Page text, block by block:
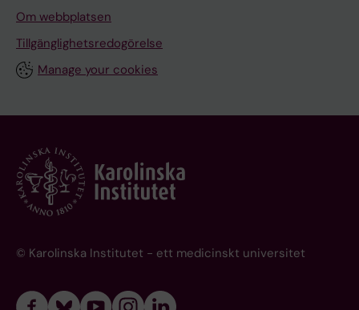
Om webbplatsen
Tillgänglighetsredogörelse
Manage your cookies
© Karolinska Institutet - ett medicinskt universitet